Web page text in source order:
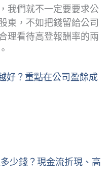
我們就不一定要要求公
東，不如把錢留給公司
理看待高登報酬率的兩
好？重點在公司盈餘成
少錢？現金流折現、高